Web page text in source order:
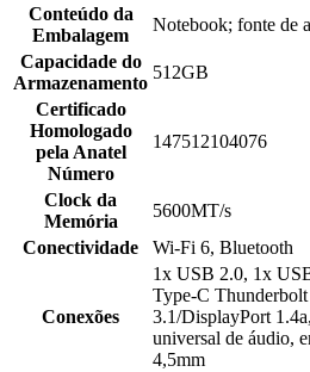
Conteúdo da
Embalagem
Notebook; fonte de
Capacidade do
Armazenamento
512GB
Certificado
Homologado
pela Anatel
Número
147512104076
Clock da
Memória
5600MT/s
Conectividade
Wi-Fi 6, Bluetooth
Conexões
1x USB 2.0, 1x
Type-C
3.1/DisplayPort
universal de áudio,
4,5mm